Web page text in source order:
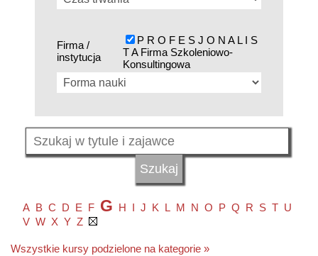
Firma /
instytucja
P R O F E S J O N A L I S
T A Firma Szkoleniowo-
Konsultingowa
A B C D E F G H I J K L M N O P Q R S T U
V W X Y Z
Wszystkie kursy podzielone na kategorie »